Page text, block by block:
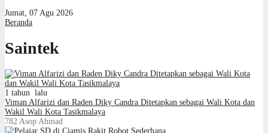
Jumat, 07 Agu 2026
Beranda
Saintek
1 tahun lalu
Viman Alfarizi dan Raden Diky Candra Ditetapkan sebagai Wali Kota dan
Wakil Wali Kota Tasikmalaya
782 Asop Ahmad